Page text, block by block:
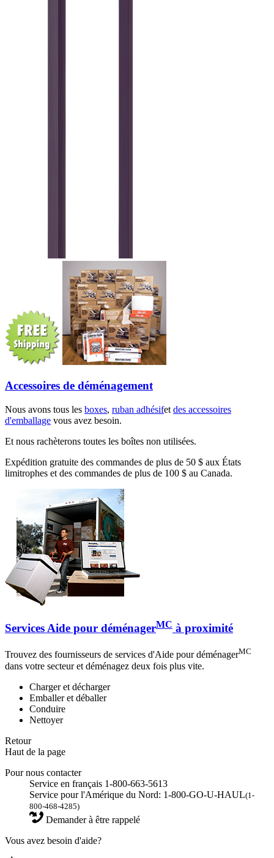
Accessoires de déménagement
Nous avons tous les boxes, ruban adhésifet des accessoires
d'emballage vous avez besoin.
Et nous rachèterons toutes les boîtes non utilisées.
Expédition gratuite des commandes de plus de 50 $ aux États
limitrophes et des commandes de plus de 100 $ au Canada.
Services Aide pour déménagerMC à proximité
Trouvez des fournisseurs de services d'Aide pour déménagerMC
dans votre secteur et déménagez deux fois plus vite.
Charger et décharger
Emballer et déballer
Conduire
Nettoyer
Retour
Haut de la page
Pour nous contacter
Service en français 1-800-663-5613
Service pour l'Amérique du Nord: 1-800-GO-U-HAUL(1-
800-468-4285)
Demander à être rappelé
Vous avez besoin d'aide?